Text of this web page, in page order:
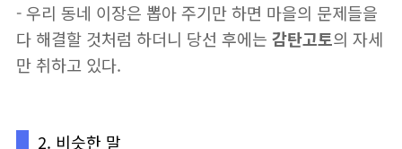
- 우리 동네 이장은 뽑아 주기만 하면 마을의 문제들을
다 해결할 것처럼 하더니 당선 후에는 감탄고토의 자세
만 취하고 있다.
2. 비슷한 말